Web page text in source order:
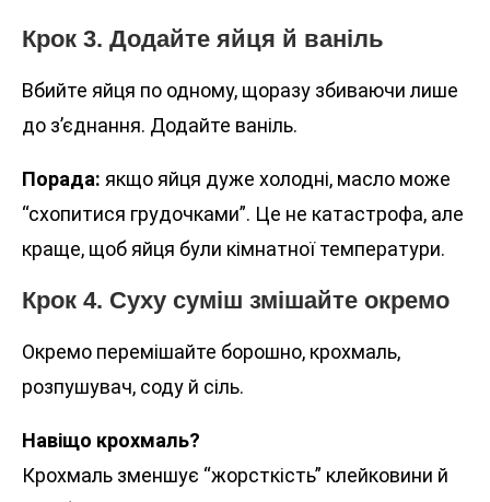
Крок 3. Додайте яйця й ваніль
Вбийте яйця по одному, щоразу збиваючи лише
до з’єднання. Додайте ваніль.
Порада: якщо яйця дуже холодні, масло може
“схопитися грудочками”. Це не катастрофа, але
краще, щоб яйця були кімнатної температури.
Крок 4. Суху суміш змішайте окремо
Окремо перемішайте борошно, крохмаль,
розпушувач, соду й сіль.
Навіщо крохмаль?
Крохмаль зменшує “жорсткість” клейковини й